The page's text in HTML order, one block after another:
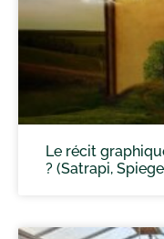
Le récit
? (Satrapi,